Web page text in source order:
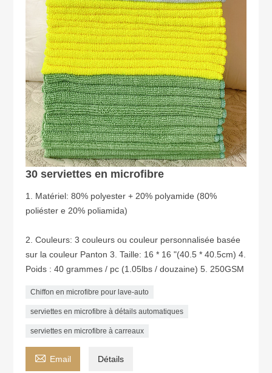
30 serviettes en microfibre
1. Matériel: 80% polyester + 20% polyamide (80%
poliéster e 20% poliamida)
2. Couleurs: 3 couleurs ou couleur personnalisée basée
sur la couleur Panton 3. Taille: 16 * 16 "(40.5 * 40.5cm) 4.
Poids : 40 grammes / pc (1.05lbs / douzaine) 5. 250GSM
Chiffon en microfibre pour lave-auto
serviettes en microfibre à détails automatiques
serviettes en microfibre à carreaux
 Email Détails